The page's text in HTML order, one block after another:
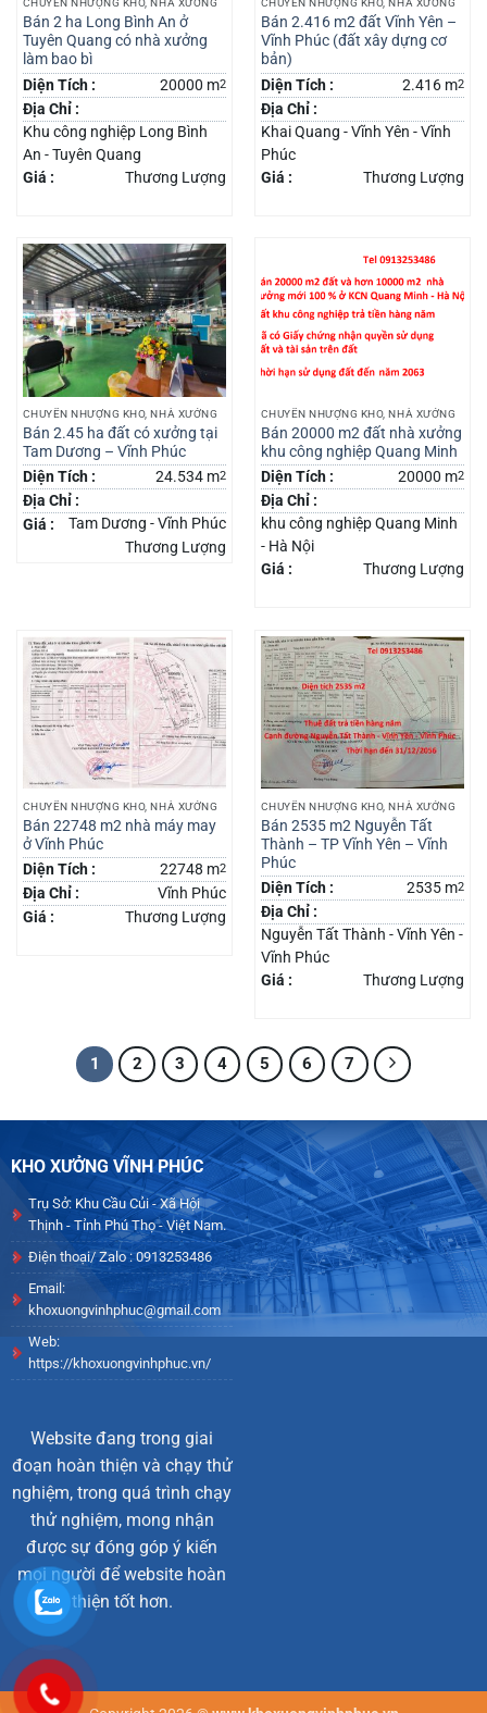
CHUYỂN NHƯỢNG KHO, NHÀ XƯỞNG
Bán 2 ha Long Bình An ở
Tuyên Quang có nhà xưởng
làm bao bì
Diện Tích :
20000 m2
Địa Chỉ :
Khu công nghiệp Long Bình
An - Tuyên Quang
Giá :
Thương Lượng
CHUYỂN NHƯỢNG KHO, NHÀ XƯỞNG
Bán 2.416 m2 đất Vĩnh Yên –
Vĩnh Phúc (đất xây dựng cơ
bản)
Diện Tích :
2.416 m2
Địa Chỉ :
Khai Quang - Vĩnh Yên - Vĩnh
Phúc
Giá :
Thương Lượng
CHUYỂN NHƯỢNG KHO, NHÀ XƯỞNG
Bán 2.45 ha đất có xưởng tại
Tam Dương – Vĩnh Phúc
Diện Tích :
24.534 m2
Địa Chỉ :
Tam Dương - Vĩnh Phúc
Giá :
Thương Lượng
CHUYỂN NHƯỢNG KHO, NHÀ XƯỞNG
Bán 20000 m2 đất nhà xưởng
khu công nghiệp Quang Minh
Diện Tích :
20000 m2
Địa Chỉ :
khu công nghiệp Quang Minh
- Hà Nội
Giá :
Thương Lượng
CHUYỂN NHƯỢNG KHO, NHÀ XƯỞNG
Bán 22748 m2 nhà máy may
ở Vĩnh Phúc
Diện Tích :
22748 m2
Địa Chỉ :
Vĩnh Phúc
Giá :
Thương Lượng
CHUYỂN NHƯỢNG KHO, NHÀ XƯỞNG
Bán 2535 m2 Nguyễn Tất
Thành – TP Vĩnh Yên – Vĩnh
Phúc
Diện Tích :
2535 m2
Địa Chỉ :
Nguyễn Tất Thành - Vĩnh Yên -
Vĩnh Phúc
Giá :
Thương Lượng
1 2 3 4 5 6 7
KHO XƯỞNG VĨNH PHÚC
Trụ Sở: Khu Cầu Củi - Xã Hội
Thịnh - Tỉnh Phú Thọ - Việt Nam.
Điện thoại/ Zalo : 0913253486
Email:
khoxuongvinhphuc@gmail.com
Web:
https://khoxuongvinhphuc.vn/
Website đang trong giai
đoạn hoàn thiện và chạy thử
nghiệm, trong quá trình chạy
thử nghiệm, mong nhận
được sự đóng góp ý kiến
mọi người để website hoàn
thiện tốt hơn.